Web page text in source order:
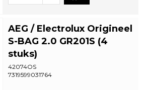
AEG / Electrolux Origineel
S-BAG 2.0 GR201S (4
stuks)
42074OS
7319599031764